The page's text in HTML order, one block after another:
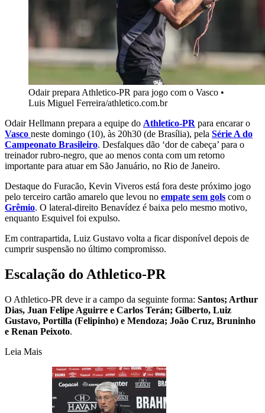
Odair prepara Athletico-PR para jogo com o Vasco •
Luis Miguel Ferreira/athletico.com.br
Odair Hellmann prepara a equipe do Athletico-PR para encarar o
Vasco neste domingo (10), às 20h30 (de Brasília), pela Série A do
Campeonato Brasileiro. Desfalques dão ‘dor de cabeça’ para o
treinador rubro-negro, que ao menos conta com um retorno
importante para atuar em São Januário, no Rio de Janeiro.
Destaque do Furacão, Kevin Viveros está fora deste próximo jogo
pelo terceiro cartão amarelo que levou no empate sem gols com o
Grêmio. O lateral-direito Benavídez é baixa pelo mesmo motivo,
enquanto Esquivel foi expulso.
Em contrapartida, Luiz Gustavo volta a ficar disponível depois de
cumprir suspensão no último compromisso.
Escalação do Athletico-PR
O Athletico-PR deve ir a campo da seguinte forma: Santos; Arthur
Dias, Juan Felipe Aguirre e Carlos Terán; Gilberto, Luiz
Gustavo, Portilla (Felipinho) e Mendoza; João Cruz, Bruninho
e Renan Peixoto.
Leia Mais